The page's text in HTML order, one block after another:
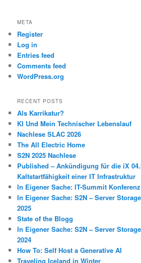
META
Register
Log in
Entries feed
Comments feed
WordPress.org
RECENT POSTS
Als Karrikatur?
KI Und Mein Technischer Lebenslauf
Nachlese SLAC 2026
The All Electric Home
S2N 2025 Nachlese
Published – Ankündigung für die iX
Kaltstartfähigkeit einer IT Infrastruktur
In Eigener Sache: IT-Summit
In Eigener Sache: S2N – Server
2025
State of the Blogg
In Eigener Sache: S2N – Server
2024
How To: Self Host a Generative AI
Traveling Iceland in Winter